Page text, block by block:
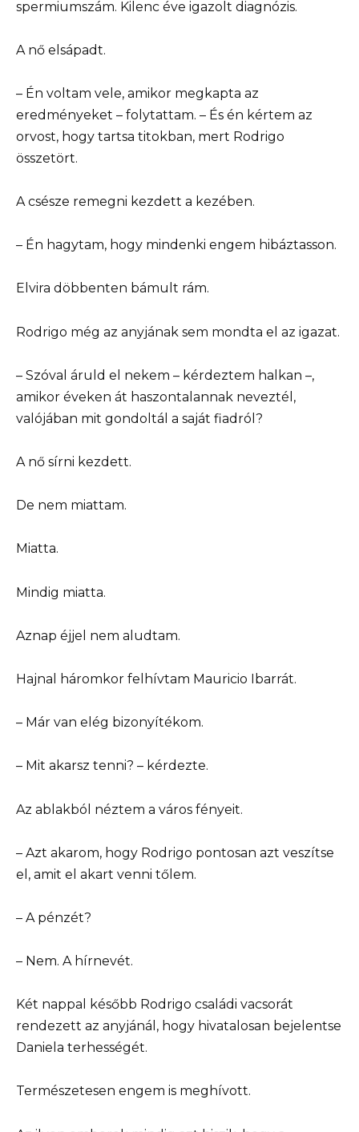
spermiumszám. Kilenc éve igazolt diagnózis.
A nő elsápadt.
– Én voltam vele, amikor megkapta az
eredményeket – folytattam. – És én kértem az
orvost, hogy tartsa titokban, mert Rodrigo
összetört.
A csésze remegni kezdett a kezében.
– Én hagytam, hogy mindenki engem hibáztasson.
Elvira döbbenten bámult rám.
Rodrigo még az anyjának sem mondta el az igazat.
– Szóval áruld el nekem – kérdeztem halkan –,
amikor éveken át haszontalannak neveztél,
valójában mit gondoltál a saját fiadról?
A nő sírni kezdett.
De nem miattam.
Miatta.
Mindig miatta.
Aznap éjjel nem aludtam.
Hajnal háromkor felhívtam Mauricio Ibarrát.
– Már van elég bizonyítékom.
– Mit akarsz tenni? – kérdezte.
Az ablakból néztem a város fényeit.
– Azt akarom, hogy Rodrigo pontosan azt veszítse
el, amit el akart venni tőlem.
– A pénzét?
– Nem. A hírnevét.
Két nappal később Rodrigo családi vacsorát
rendezett az anyjánál, hogy hivatalosan bejelentse
Daniela terhességét.
Természetesen engem is meghívott.